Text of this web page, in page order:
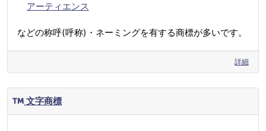
アーティエンス
などの称呼(呼称)・ネーミングを有する商標が多いです。
詳細
文字商標